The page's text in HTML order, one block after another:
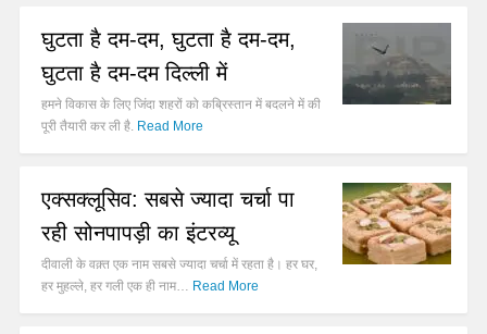
घुटता है दम-दम, घुटता है दम-दम,
घुटता है दम-दम दिल्ली में
हमने विकास के लिए जिंदा शहरों को कब्रिस्तान में बदलने में की
पूरी तैयारी कर ली है. Read More
एक्सक्लूसिव: सबसे ज्यादा चर्चा पा
रही सोनपापड़ी का इंटरव्यू
दीवाली के वक़्त एक नाम सबसे ज्यादा चर्चा में रहता है। हर घर,
हर मुहल्ले, हर गली एक ही नाम… Read More